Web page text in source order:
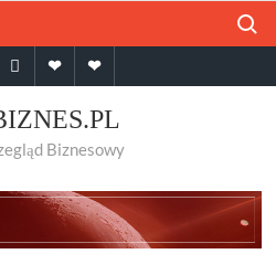
youtubeGooglethemespiral
Biznesowy